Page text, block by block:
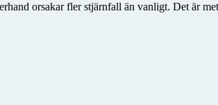
orsakar fler stjärnfall än vanligt. Det är